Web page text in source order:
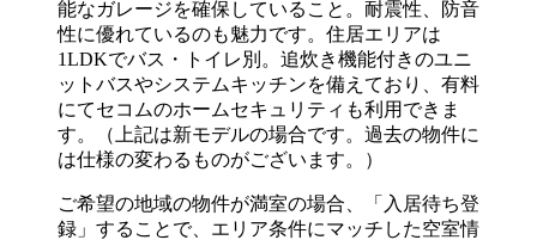
能なガレージを確保していること。耐震性、防音
性に優れているのも魅力です。住居エリアは
1LDKでバス・トイレ別。追炊き機能付きのユニ
ットバスやシステムキッチンを備えており、有料
にてセコムのホームセキュリティも利用できま
す。（上記は新モデルの場合です。過去の物件に
は仕様の変わるものがございます。）
ご希望の地域の物件が満室の場合、「入居待ち登
録」することで、エリア条件にマッチした空室情